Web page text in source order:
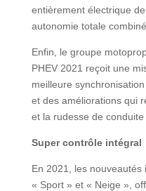
entièrement électrique
autonomie totale
Enfin, le groupe
PHEV 2021 reçoit une
meilleure
et des améliorations qui
et la rudesse de conduite
Super contrôle intégral
En 2021, les
« Sport » et « Neige »,